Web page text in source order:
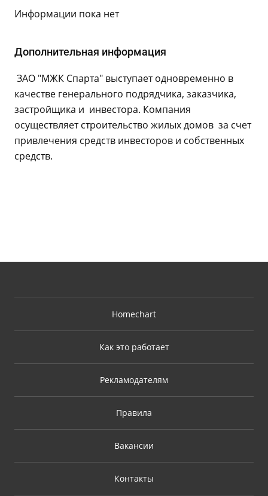
Информации пока нет
Дополнительная информация
ЗАО "МЖК Спарта" выступает одновременно в
качестве генерального подрядчика, заказчика,
застройщика и инвестора. Компания
осуществляет строительство жилых домов за счет
привлечения средств инвесторов и собственных
средств.
Homechart
Как это работает
Рекламодателям
Правила
Вакансии
Контакты